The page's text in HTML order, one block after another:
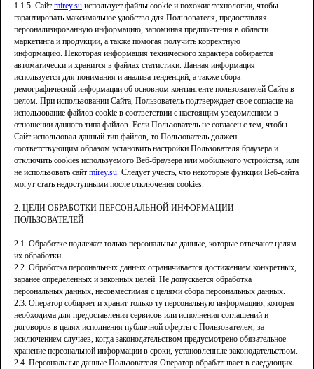
1.1.5. Сайт mirey.su использует файлы cookie и похожие технологии, чтобы
гарантировать максимальное удобство для Пользователя, предоставляя
персонализированную информацию, запоминая предпочтения в области
маркетинга и продукции, а также помогая получить корректную
информацию. Некоторая информация технического характера собирается
автоматически и хранится в файлах статистики. Данная информация
используется для понимания и анализа тенденций, а также сбора
демографической информации об основном контингенте пользователей Сайта в
целом. При использовании Сайта, Пользователь подтверждает свое согласие на
использование файлов cookie в соответствии с настоящим уведомлением в
отношении данного типа файлов. Если Пользователь не согласен с тем, чтобы
Сайт использовал данный тип файлов, то Пользователь должен
соответствующим образом установить настройки Пользователя браузера и
отключить cookies используемого Веб-браузера или мобильного устройства, или
не использовать сайт mirey.su. Следует учесть, что некоторые функции Веб-сайта
могут стать недоступными после отключения cookies.
2. ЦЕЛИ ОБРАБОТКИ ПЕРСОНАЛЬНОЙ ИНФОРМАЦИИ
ПОЛЬЗОВАТЕЛЕЙ
2.1. Обработке подлежат только персональные данные, которые отвечают целям
их обработки.
2.2. Обработка персональных данных ограничивается достижением конкретных,
заранее определенных и законных целей. Не допускается обработка
персональных данных, несовместимая с целями сбора персональных данных.
2.3. Оператор собирает и хранит только ту персональную информацию, которая
необходима для предоставления сервисов или исполнения соглашений и
договоров в целях исполнения публичной оферты с Пользователем, за
исключением случаев, когда законодательством предусмотрено обязательное
хранение персональной информации в сроки, установленные законодательством.
2.4. Персональные данные Пользователя Оператор обрабатывает в следующих